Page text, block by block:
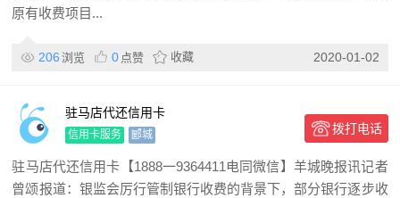
原有收费项目...
206 浏览 0 点赞 收藏 2020-01-02
驻马店代还信用卡
信用卡服务 郾城 拨打电话
驻马店代还信用卡【1888一9364411电同微信】羊城晚报讯记者
曾颂报道：银监会厉行管制银行收费的背景下，部分银行逐步收